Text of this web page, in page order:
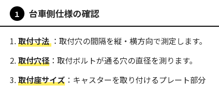
１ 台車側仕様の確認
取付寸法 ：取付穴の間隔を縦・横方向で測定します。
取付穴径 ：取付ボルトが通る穴の直径を測ります。
取付座サイズ ：キャスターを取り付けるプレート部分